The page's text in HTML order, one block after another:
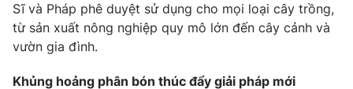
® Cấm sao chép dưới mọi hình thức nếu không có sự chấp
thuận bằng văn bản. Ghi rõ nguồn VTV.vn khi phát hành lại
thông tin từ website này.
Sĩ và Pháp phê duyệt sử dụng cho mọi loại cây trồng,
từ sản xuất nông nghiệp quy mô lớn đến cây cảnh và
vườn gia đình.
Khủng hoảng phân bón thúc đẩy giải pháp mới